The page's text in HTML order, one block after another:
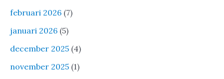
februari 2026 (7)
januari 2026 (5)
december 2025 (4)
november 2025 (1)